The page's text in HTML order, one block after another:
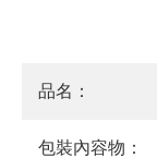
品名：
包裝內容物：